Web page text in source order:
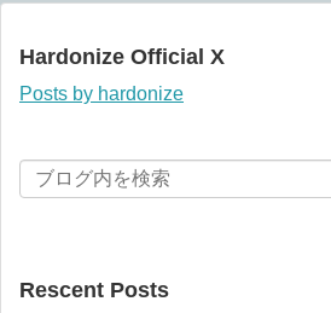
Hardonize Official X
Posts by hardonize
Rescent Posts